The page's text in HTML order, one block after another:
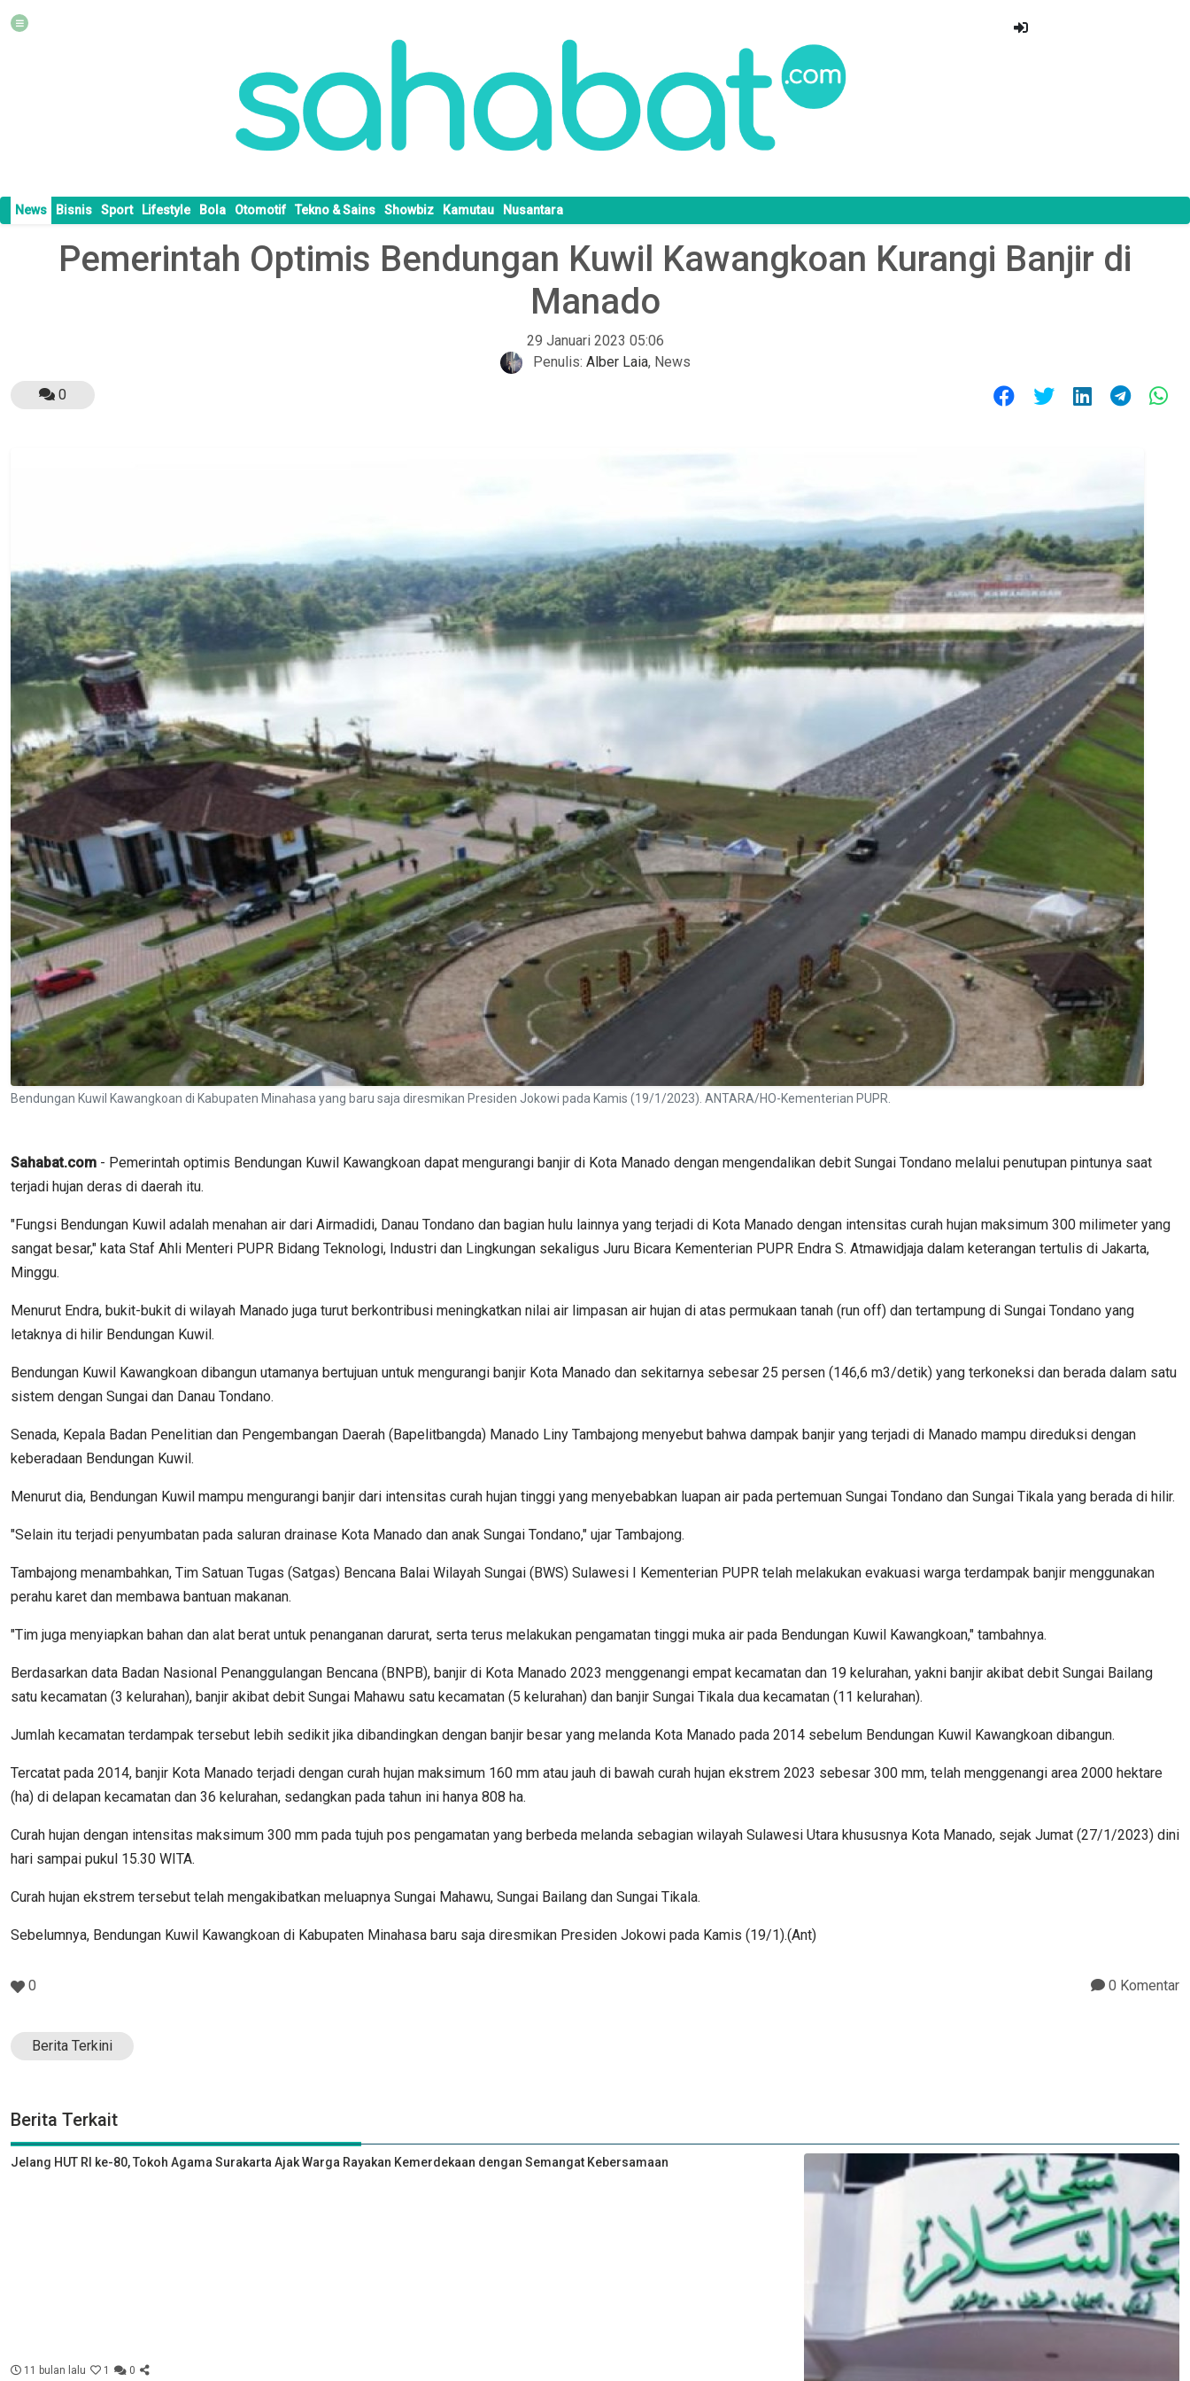
News Bisnis Sport Lifestyle Bola Otomotif Tekno & Sains Showbiz Kamutau Nusantara
Pemerintah Optimis Bendungan Kuwil Kawangkoan Kurangi Banjir di
Manado
29 Januari 2023 05:06
Penulis: Alber Laia, News
0
Bendungan Kuwil Kawangkoan di Kabupaten Minahasa yang baru saja diresmikan Presiden Jokowi pada Kamis (19/1/2023). ANTARA/HO-Kementerian PUPR.
Sahabat.com - Pemerintah optimis Bendungan Kuwil Kawangkoan dapat mengurangi banjir di Kota Manado dengan mengendalikan debit Sungai Tondano melalui penutupan pintunya saat
terjadi hujan deras di daerah itu.
"Fungsi Bendungan Kuwil adalah menahan air dari Airmadidi, Danau Tondano dan bagian hulu lainnya yang terjadi di Kota Manado dengan intensitas curah hujan maksimum 300 milimeter yang
sangat besar," kata Staf Ahli Menteri PUPR Bidang Teknologi, Industri dan Lingkungan sekaligus Juru Bicara Kementerian PUPR Endra S. Atmawidjaja dalam keterangan tertulis di Jakarta,
Minggu.
Menurut Endra, bukit-bukit di wilayah Manado juga turut berkontribusi meningkatkan nilai air limpasan air hujan di atas permukaan tanah (run off) dan tertampung di Sungai Tondano yang
letaknya di hilir Bendungan Kuwil.
Bendungan Kuwil Kawangkoan dibangun utamanya bertujuan untuk mengurangi banjir Kota Manado dan sekitarnya sebesar 25 persen (146,6 m3/detik) yang terkoneksi dan berada dalam satu
sistem dengan Sungai dan Danau Tondano.
Senada, Kepala Badan Penelitian dan Pengembangan Daerah (Bapelitbangda) Manado Liny Tambajong menyebut bahwa dampak banjir yang terjadi di Manado mampu direduksi dengan
keberadaan Bendungan Kuwil.
Menurut dia, Bendungan Kuwil mampu mengurangi banjir dari intensitas curah hujan tinggi yang menyebabkan luapan air pada pertemuan Sungai Tondano dan Sungai Tikala yang berada di hilir.
"Selain itu terjadi penyumbatan pada saluran drainase Kota Manado dan anak Sungai Tondano," ujar Tambajong.
Tambajong menambahkan, Tim Satuan Tugas (Satgas) Bencana Balai Wilayah Sungai (BWS) Sulawesi I Kementerian PUPR telah melakukan evakuasi warga terdampak banjir menggunakan
perahu karet dan membawa bantuan makanan.
"Tim juga menyiapkan bahan dan alat berat untuk penanganan darurat, serta terus melakukan pengamatan tinggi muka air pada Bendungan Kuwil Kawangkoan," tambahnya.
Berdasarkan data Badan Nasional Penanggulangan Bencana (BNPB), banjir di Kota Manado 2023 menggenangi empat kecamatan dan 19 kelurahan, yakni banjir akibat debit Sungai Bailang
satu kecamatan (3 kelurahan), banjir akibat debit Sungai Mahawu satu kecamatan (5 kelurahan) dan banjir Sungai Tikala dua kecamatan (11 kelurahan).
Jumlah kecamatan terdampak tersebut lebih sedikit jika dibandingkan dengan banjir besar yang melanda Kota Manado pada 2014 sebelum Bendungan Kuwil Kawangkoan dibangun.
Tercatat pada 2014, banjir Kota Manado terjadi dengan curah hujan maksimum 160 mm atau jauh di bawah curah hujan ekstrem 2023 sebesar 300 mm, telah menggenangi area 2000 hektare
(ha) di delapan kecamatan dan 36 kelurahan, sedangkan pada tahun ini hanya 808 ha.
Curah hujan dengan intensitas maksimum 300 mm pada tujuh pos pengamatan yang berbeda melanda sebagian wilayah Sulawesi Utara khususnya Kota Manado, sejak Jumat (27/1/2023) dini
hari sampai pukul 15.30 WITA.
Curah hujan ekstrem tersebut telah mengakibatkan meluapnya Sungai Mahawu, Sungai Bailang dan Sungai Tikala.
Sebelumnya, Bendungan Kuwil Kawangkoan di Kabupaten Minahasa baru saja diresmikan Presiden Jokowi pada Kamis (19/1).(Ant)
0 0 Komentar
Berita Terkini
Berita Terkait
Jelang HUT RI ke-80, Tokoh Agama Surakarta Ajak Warga Rayakan Kemerdekaan dengan Semangat Kebersamaan
11 bulan lalu 1 0